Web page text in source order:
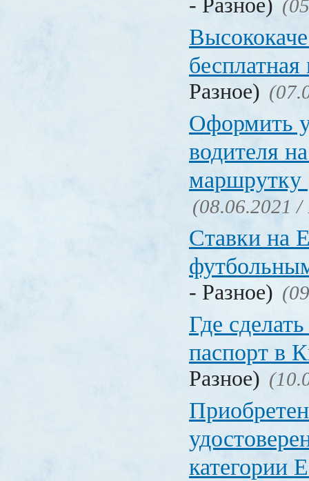
- Разное)
Разное)
Оформить
водителя
маршрутку
(08.06.2021 /
Ставки на
- Разное)
Где
паспорт в
Разное)
категории